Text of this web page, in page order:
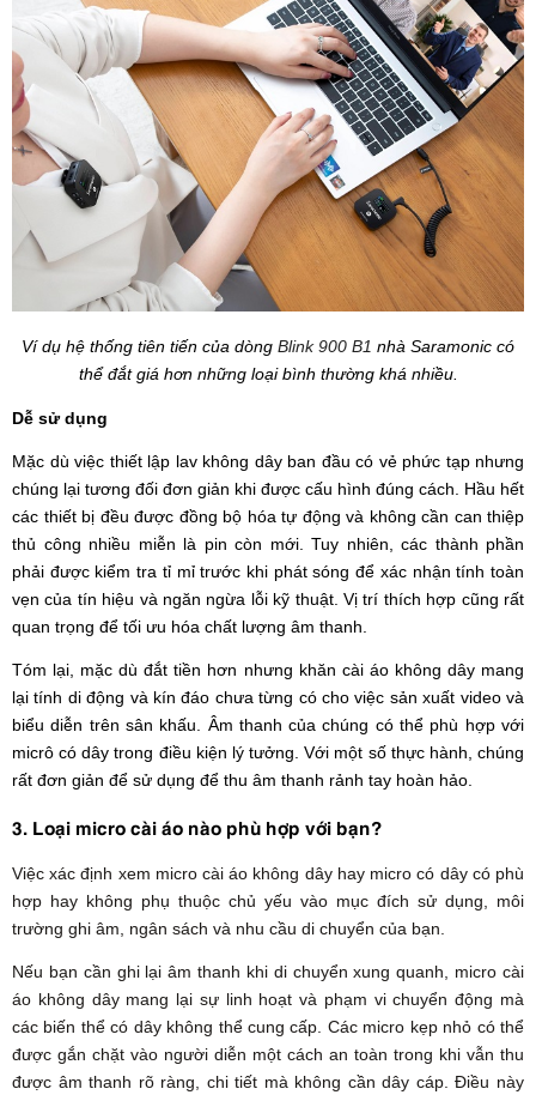
Ví dụ hệ thống tiên tiến của dòng Blink 900 B1 nhà Saramonic có
thể đắt giá hơn những loại bình thường khá nhiều.
Dễ sử dụng
Mặc dù việc thiết lập lav không dây ban đầu có vẻ phức tạp nhưng
chúng lại tương đối đơn giản khi được cấu hình đúng cách. Hầu hết
các thiết bị đều được đồng bộ hóa tự động và không cần can thiệp
thủ công nhiều miễn là pin còn mới. Tuy nhiên, các thành phần
phải được kiểm tra tỉ mỉ trước khi phát sóng để xác nhận tính toàn
vẹn của tín hiệu và ngăn ngừa lỗi kỹ thuật. Vị trí thích hợp cũng rất
quan trọng để tối ưu hóa chất lượng âm thanh.
Tóm lại, mặc dù đắt tiền hơn nhưng khăn cài áo không dây mang
lại tính di động và kín đáo chưa từng có cho việc sản xuất video và
biểu diễn trên sân khấu. Âm thanh của chúng có thể phù hợp với
micrô có dây trong điều kiện lý tưởng. Với một số thực hành, chúng
rất đơn giản để sử dụng để thu âm thanh rảnh tay hoàn hảo.
3. Loại micro cài áo nào phù hợp với bạn?
Việc xác định xem micro cài áo không dây hay micro có dây có phù
hợp hay không phụ thuộc chủ yếu vào mục đích sử dụng, môi
trường ghi âm, ngân sách và nhu cầu di chuyển của bạn.
Nếu bạn cần ghi lại âm thanh khi di chuyển xung quanh, micro cài
áo không dây mang lại sự linh hoạt và phạm vi chuyển động mà
các biến thể có dây không thể cung cấp. Các micro kẹp nhỏ có thể
được gắn chặt vào người diễn một cách an toàn trong khi vẫn thu
được âm thanh rõ ràng, chi tiết mà không cần dây cáp. Điều này